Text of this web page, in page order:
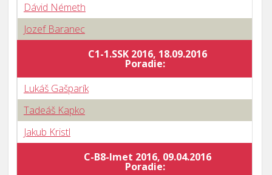
Dávid Németh
Jozef Baranec
C1-1.SSK 2016, 18.09.2016
Poradie:
Lukáš Gašparík
Tadeáš Kapko
Jakub Kristl
C-B8-Imet 2016, 09.04.2016
Poradie: